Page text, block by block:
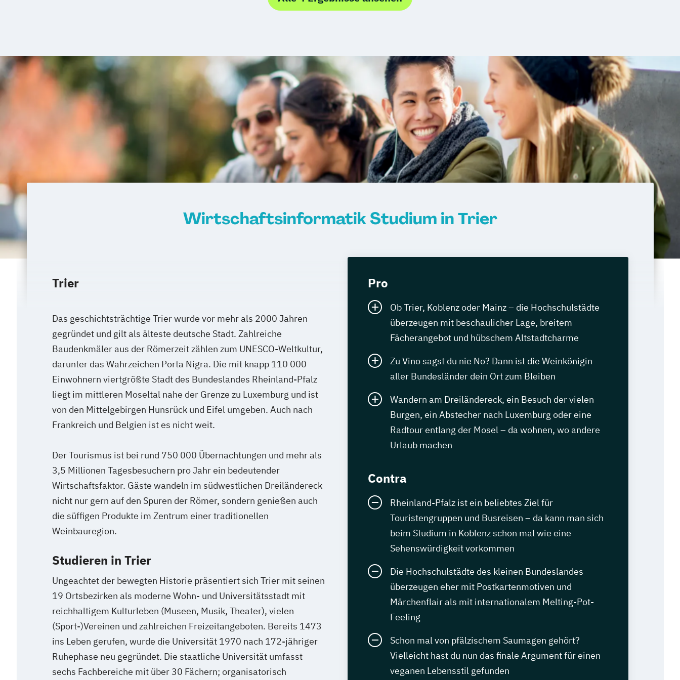
Wirtschaftsinformatik Studium in Trier
Trier
Das geschichtsträchtige Trier wurde vor mehr als 2000 Jahren
gegründet und gilt als älteste deutsche Stadt. Zahlreiche
Baudenkmäler aus der Römerzeit zählen zum UNESCO-Weltkultur,
darunter das Wahrzeichen Porta Nigra. Die mit knapp 110 000
Einwohnern viertgrößte Stadt des Bundeslandes Rheinland-Pfalz
liegt im mittleren Moseltal nahe der Grenze zu Luxemburg und ist
von den Mittelgebirgen Hunsrück und Eifel umgeben. Auch nach
Frankreich und Belgien ist es nicht weit.
Der Tourismus ist bei rund 750 000 Übernachtungen und mehr als
3,5 Millionen Tagesbesuchern pro Jahr ein bedeutender
Wirtschaftsfaktor. Gäste wandeln im südwestlichen Dreiländereck
nicht nur gern auf den Spuren der Römer, sondern genießen auch
die süffigen Produkte im Zentrum einer traditionellen
Weinbauregion.
Studieren in Trier
Ungeachtet der bewegten Historie präsentiert sich Trier mit seinen
19 Ortsbezirken als moderne Wohn- und Universitätsstadt mit
reichhaltigem Kulturleben (Museen, Musik, Theater), vielen
(Sport-)Vereinen und zahlreichen Freizeitangeboten. Bereits 1473
ins Leben gerufen, wurde die Universität 1970 nach 172-jähriger
Ruhephase neu gegründet. Die staatliche Universität umfasst
sechs Fachbereiche mit über 30 Fächern; organisatorisch
Pro
Ob Trier, Koblenz oder Mainz – die Hochschulstädte
überzeugen mit beschaulicher Lage, breitem
Fächerangebot und hübschem Altstadtcharme
Zu Vino sagst du nie No? Dann ist die Weinkönigin
aller Bundesländer dein Ort zum Bleiben
Wandern am Dreiländereck, ein Besuch der vielen
Burgen, ein Abstecher nach Luxemburg oder eine
Radtour entlang der Mosel – da wohnen, wo andere
Urlaub machen
Contra
Rheinland-Pfalz ist ein beliebtes Ziel für
Touristengruppen und Busreisen – da kann man sich
beim Studium in Koblenz schon mal wie eine
Sehenswürdigkeit vorkommen
Die Hochschulstädte des kleinen Bundeslandes
überzeugen eher mit Postkartenmotiven und
Märchenflair als mit internationalem Melting-Pot-
Feeling
Schon mal von pfälzischem Saumagen gehört?
Vielleicht hast du nun das finale Argument für einen
veganen Lebensstil gefunden